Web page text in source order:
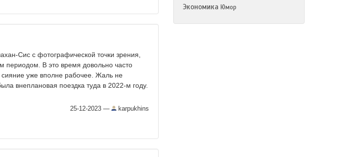
Сис с фотографической точки зрения,
периодом. В это время довольно часто
уже вполне рабочее. Жаль не
внеплановая поездка туда в 2022-м году.
25-12-2023 — karpukhins
Экономика Юмор